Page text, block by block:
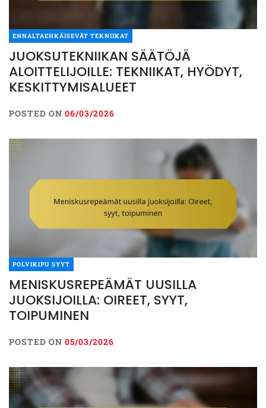
ENNALTAEHKÄISEVÄT TEKNIIKAT
JUOKSUTEKNIIKAN SÄÄTÖJÄ
ALOITTELIJOILLE: TEKNIIKAT, HYÖDYT,
KESKITTYMISALUEET
POSTED ON 06/03/2026
POLVIKIPU SYYT
MENISKUSREPEÄMÄT UUSILLA
JUOKSIJOILLA: OIREET, SYYT,
TOIPUMINEN
POSTED ON 05/03/2026